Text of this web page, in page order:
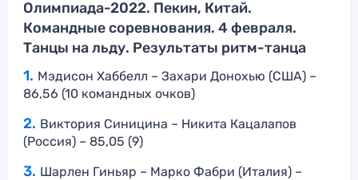
Олимпиада-2022. Пекин, Китай.
Командные соревнования. 4 февраля.
Танцы на льду. Результаты ритм-танца
Мэдисон Хаббелл – Захари Донохью (США) –
86,56 (10 командных очков)
Виктория Синицина – Никита Кацалапов
(Россия) – 85,05 (9)
Шарлен Гиньяр – Марко Фабри (Италия) –